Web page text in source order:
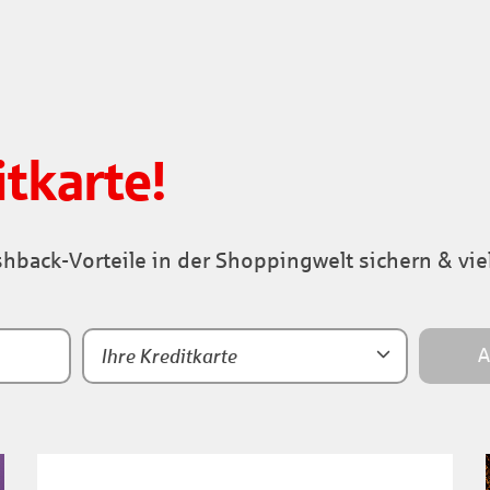
Vorteile in der Shoppingwelt sichern &